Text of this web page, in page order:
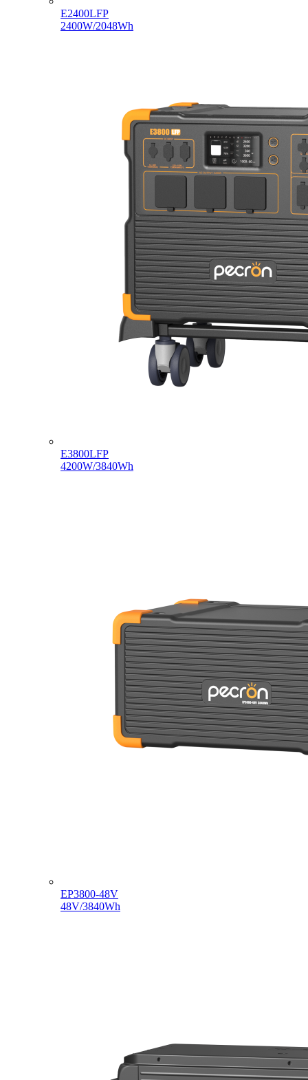
E2400LFP
2400W/2048Wh
E3800LFP
4200W/3840Wh
EP3800-48V
48V/3840Wh